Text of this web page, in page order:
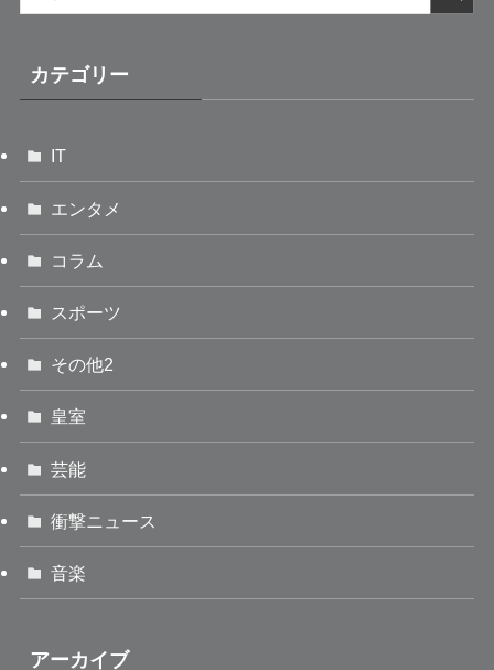
カテゴリー
IT
エンタメ
コラム
スポーツ
その他2
皇室
芸能
衝撃ニュース
音楽
アーカイブ